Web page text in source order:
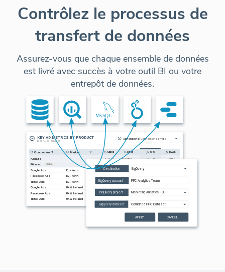
Contrôlez le processus de
transfert de données
Assurez-vous que chaque ensemble de données
est livré avec succès à votre outil BI ou votre
entrepôt de données.